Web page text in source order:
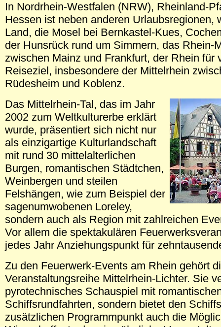
In Nordrhein-Westfalen (NRW), Rheinland-
Hessen ist neben anderen Urlaubsregionen,
Land, die Mosel bei Bernkastel-Kues,
der Hunsrück rund um Simmern, das Rhein-
zwischen Mainz und Frankfurt, der Rhein für
Reiseziel, insbesondere der Mittelrhein
Rüdesheim und Koblenz.
Das Mittelrhein-Tal, das im Jahr
2002 zum Weltkulturerbe erklärt
wurde, präsentiert sich nicht nur
als einzigartige Kulturlandschaft
mit rund 30 mittelalterlichen
Burgen, romantischen Städtchen,
Weinbergen und steilen
Felshängen, wie zum Beispiel der
sagenumwobenen Loreley,
sondern auch als Region mit zahlreichen
Vor allem die spektakulären
jedes Jahr Anziehungspunkt für
Zu den Feuerwerk-Events am Rhein gehört
Veranstaltungsreihe Mittelrhein-Lichter. Sie
pyrotechnisches Schauspiel mit
Schiffsrundfahrten, sondern bietet den
zusätzlichen Programmpunkt auch die